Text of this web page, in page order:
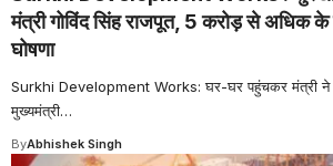
मंत्री गोविंद सिंह राजपूत, 5 करोड़ से अधिक के
घोषणा
Surkhi Development Works: घर-घर पहुंचकर मंत्री ने
मुख्यमंत्री…
ByAbhishek Singh